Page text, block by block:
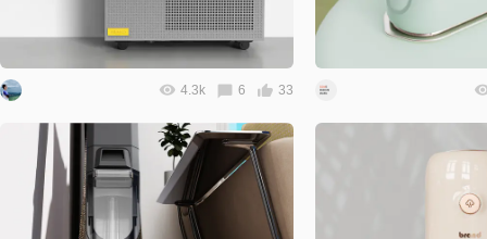
4.3k 6 33